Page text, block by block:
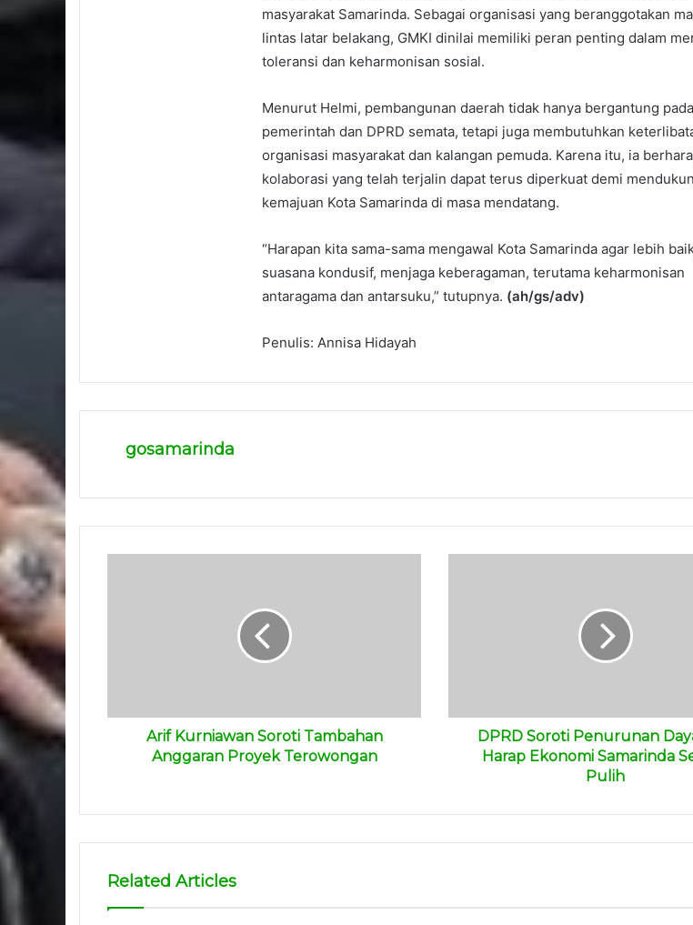
masyarakat Samarinda. Sebagai organisasi yang beranggotakan
lintas latar belakang, GMKI dinilai memiliki peran penting dalam
toleransi dan keharmonisan sosial.
Menurut Helmi, pembangunan daerah tidak hanya bergantung pada
pemerintah dan DPRD semata, tetapi juga membutuhkan
organisasi masyarakat dan kalangan pemuda. Karena itu, ia
kolaborasi yang telah terjalin dapat terus diperkuat demi
kemajuan Kota Samarinda di masa mendatang.
“Harapan kita sama-sama mengawal Kota Samarinda agar lebih
suasana kondusif, menjaga keberagaman, terutama keharmonisan
antaragama dan antarsuku,” tutupnya. (ah/gs/adv)
Penulis: Annisa Hidayah
gosamarinda
Arif Kurniawan Soroti Tambahan
Anggaran Proyek Terowongan
DPRD Soroti Penurunan
Harap Ekonomi Samarinda
Pulih
Related Articles